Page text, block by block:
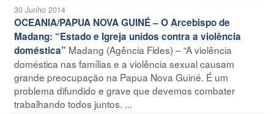
30 Junho 2014
OCEANIA/PAPUA NOVA GUINÉ – O Arcebispo de
Madang: “Estado e Igreja unidos contra a violência
doméstica” Madang (Agência Fides) – “A violência
doméstica nas famílias e a violência sexual causam
grande preocupação na Papua Nova Guiné. É um
problema difundido e grave que devemos combater
trabalhando todos juntos. ...